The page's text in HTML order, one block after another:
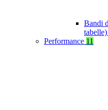
Bandi
tabelle)
Performance 11